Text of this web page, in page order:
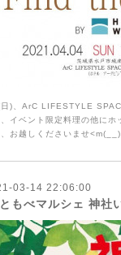
)、ArC LIFESTYLE
イベント限定料理の他にホ
お越しくださいませ
03-14 22:06:00
もべマルシェ 神社